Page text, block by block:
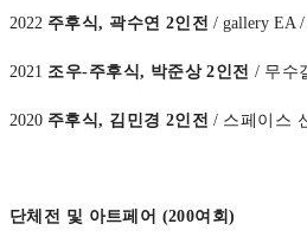
2022 주후식, 곽수연 2인전 / gallery EA
2021 조우-주후식, 박준상2인전 / 무수
2020 주후식, 김민경 2인전 / 스페이스
단체전 및 아트페어 (200여회)